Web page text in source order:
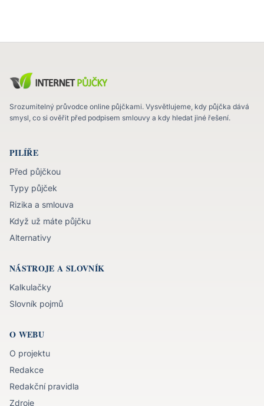
Srozumitelný průvodce online půjčkami. Vysvětlujeme, kdy půjčka dává
smysl, co si ověřit před podpisem smlouvy a kdy hledat jiné řešení.
PILÍŘE
Před půjčkou
Typy půjček
Rizika a smlouva
Když už máte půjčku
Alternativy
NÁSTROJE A SLOVNÍK
Kalkulačky
Slovník pojmů
O WEBU
O projektu
Redakce
Redakční pravidla
Zdroje